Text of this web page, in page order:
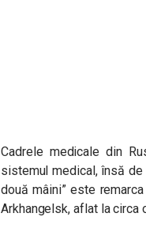
Cadrele medicale din
sistemul medical, însă de
două mâini” este
Arkhangelsk, aflat la